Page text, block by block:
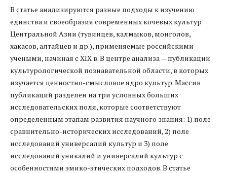
В статье анализируются разные подходы к изучению
единства и своеобразия современных кочевых культур
Центральной Азии (тувинцев, калмыков, монголов,
хакасов, алтайцев и др.), применяемые российскими
учеными, начиная с XIX в. В центре анализа — публикации
культурологической познавательной области, в которых
изучается ценностно-смысловое ядро культур. Массив
публикаций разделен на три условных больших
исследовательских поля, которые соответствуют
определенным этапам развития научного знания: 1) поле
сравнительно-исторических исследований, 2) поле
исследований универсалий культур и 3) поле
исследований уникалий и универсалий культур с
особенностями эмико-этических подходов. В статье